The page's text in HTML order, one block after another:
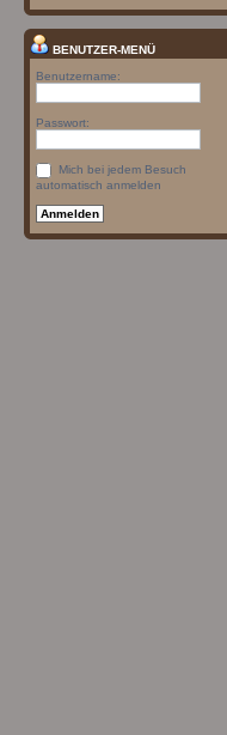
BENUTZER-MENÜ
Benutzername:
Passwort:
Mich bei jedem Besuch
automatisch anmelden